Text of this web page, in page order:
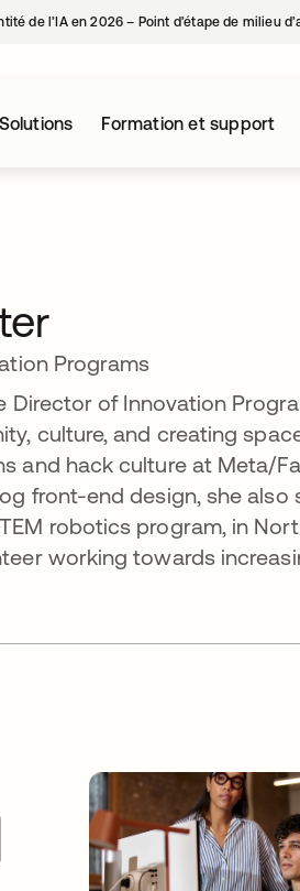
de l’IA en 2026 – Point d’étape de milieu
Solutions Formation et support
Programs
Director of Innovation
culture, and creating
and hack culture at Meta/
front-end design, she
robotics program, in
working towards